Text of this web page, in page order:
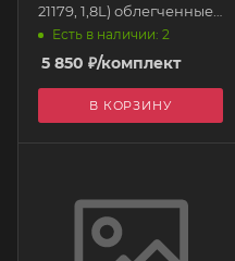
21179, 1,8L) облегченные
21177-1007010-95
Avtostandart
Есть в наличии: 2
5 850 ₽/комплект
В КОРЗИНУ